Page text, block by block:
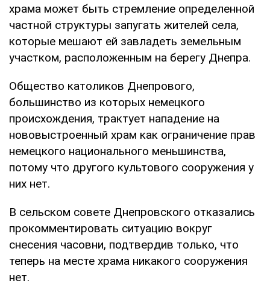
храма может быть стремление определенной
частной структуры запугать жителей села,
которые мешают ей завладеть земельным
участком, расположенным на берегу Днепра.
Общество католиков Днепрового,
большинство из которых немецкого
происхождения, трактует нападение на
нововыстроенный храм как ограничение прав
немецкого национального меньшинства,
потому что другого культового сооружения у
них нет.
В сельском совете Днепровского отказались
прокомментировать ситуацию вокруг
снесения часовни, подтвердив только, что
теперь на месте храма никакого сооружения
нет.